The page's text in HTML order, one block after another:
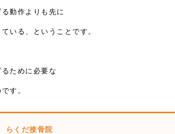
動作よりも先に
いる、ということです。
ために必要な
す。
らくだ接骨院